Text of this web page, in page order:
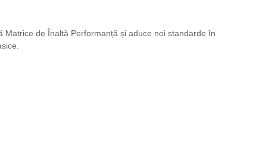
de Înaltă Performanță și aduce noi standarde în